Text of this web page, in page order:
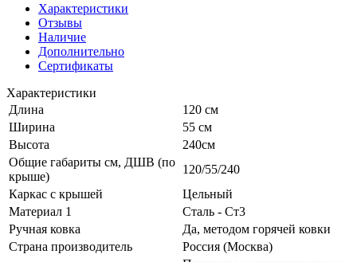
Характеристики
Отзывы
Наличие
Дополнительно
Сертификаты
Характеристики
Длина
120 см
Ширина
55 см
Высота
240см
Общие габариты см, ДШВ (по
крыше)
120/55/240
Каркас с крышей
Цельный
Материал 1
Сталь - Ст3
Ручная ковка
Да, методом горячей ковки
Страна производитель
Россия (Москва)